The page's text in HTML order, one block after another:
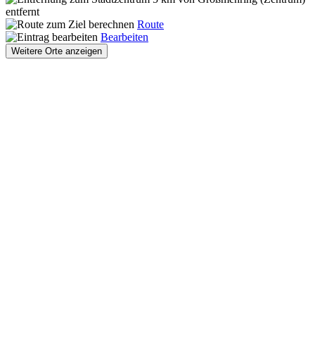
entfernt
Route
Bearbeiten
Weitere Orte anzeigen